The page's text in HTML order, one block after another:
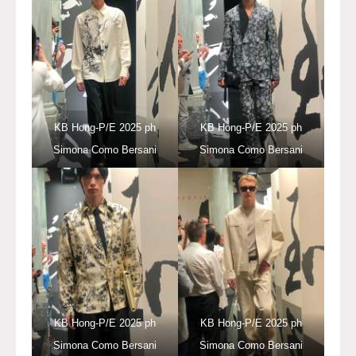
KB Hong-P/E 2025 ph
Simona Como Bersani
KB Hong-P/E 2025 ph
Simona Como Bersani
KB Hong-P/E 2025 ph
Simona Como Bersani
KB Hong-P/E 2025 ph
Simona Como Bersani